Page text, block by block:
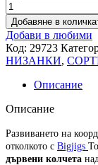
Добавяне в
Добави в любими
Код: 29723
НИЗАНКИ,
Описание
Описание
Развиването на
отколкото с Bigjigs
дървени колчета